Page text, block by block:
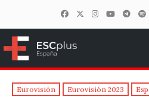
ESCplus España
Eurovisión Eurovisión 2023